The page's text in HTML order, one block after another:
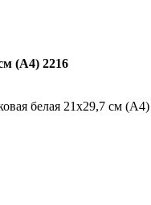
(А4) 2216
белая 21x29,7 см